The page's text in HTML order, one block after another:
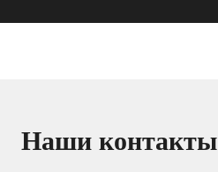
Наши контакты